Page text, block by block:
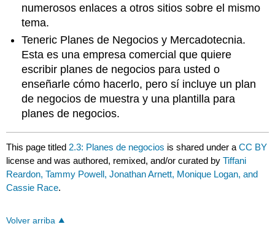
numerosos enlaces a otros sitios sobre el mismo
tema.
Teneric Planes de Negocios y Mercadotecnia.
Esta es una empresa comercial que quiere
escribir planes de negocios para usted o
enseñarle cómo hacerlo, pero sí incluye un plan
de negocios de muestra y una plantilla para
planes de negocios.
This page titled 2.3: Planes de negocios is shared under aCC BY
license and was authored, remixed, and/or curated byTiffani
Reardon, Tammy Powell, Jonathan Arnett, Monique Logan, and
Cassie Race.
Volver arriba